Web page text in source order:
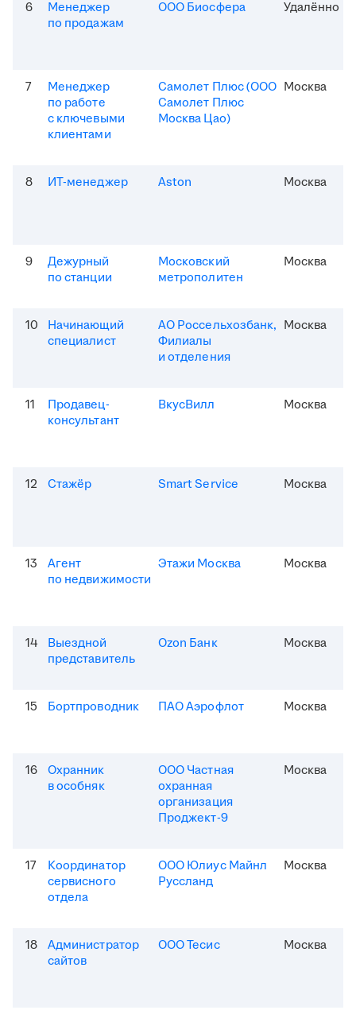
6
Менеджер
по продажам
ООО Биосфера Удалённо
7
Менеджер
по работе
с ключевыми
клиентами
Самолет Плюс (ООО
Самолет Плюс
Москва Цао)
Москва
8 ИТ-менеджер Aston Москва
9
Дежурный
по станции
Московский
метрополитен
Москва
10
Начинающий
специалист
АО Россельхозбанк,
Филиалы
и отделения
Москва
11
Продавец-
консультант
ВкусВилл Москва
12 Стажёр Smart Service Москва
13
Агент
по недвижимости
Этажи Москва Москва
14
Выездной
представитель
Ozon Банк Москва
15 Бортпроводник ПАО Аэрофлот Москва
16
Охранник
в особняк
ООО Частная
охранная
организация
Проджект-9
Москва
17
Координатор
сервисного
отдела
ООО Юлиус Майнл
Руссланд
Москва
18
Администратор
сайтов
ООО Тесис Москва